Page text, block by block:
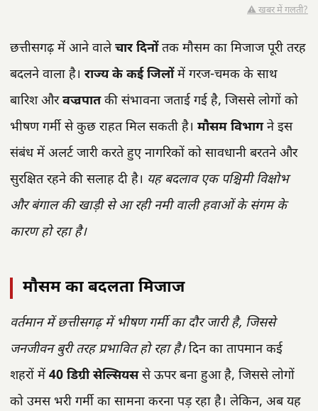
⚠️ खबर में गलती?
छत्तीसगढ़ में आने वालेचार दिनोंतक मौसम का मिजाज पूरी तरह
बदलने वाला है। राज्य के कई जिलोंमें गरज-चमक के साथ
बारिश औरवज्रपातकी संभावना जताई गई है, जिससे लोगों को
भीषण गर्मी से कुछ राहत मिल सकती है। मौसम विभागने इस
संबंध में अलर्ट जारी करते हुए नागरिकों को सावधानी बरतने और
सुरक्षित रहने की सलाह दी है। यह बदलाव एक पश्चिमी विक्षोभ
और बंगाल की खाड़ी से आ रही नमी वाली हवाओं के संगम के
कारण हो रहा है।
मौसम का बदलता मिजाज
वर्तमान में छत्तीसगढ़ में भीषण गर्मी का दौर जारी है, जिससे
जनजीवन बुरी तरह प्रभावित हो रहा है।दिन का तापमान कई
शहरों में 40 डिग्री सेल्सियससे ऊपर बना हुआ है, जिससे लोगों
को उमस भरी गर्मी का सामना करना पड़ रहा है। लेकिन, अब यह